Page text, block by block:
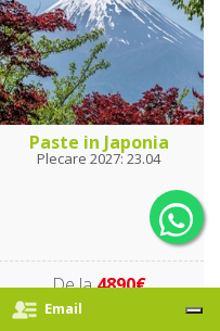
Paste in Japonia
Plecare 2027: 23.04
De la4890€
Email